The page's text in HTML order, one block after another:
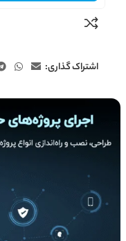
اشتراک گذاری: